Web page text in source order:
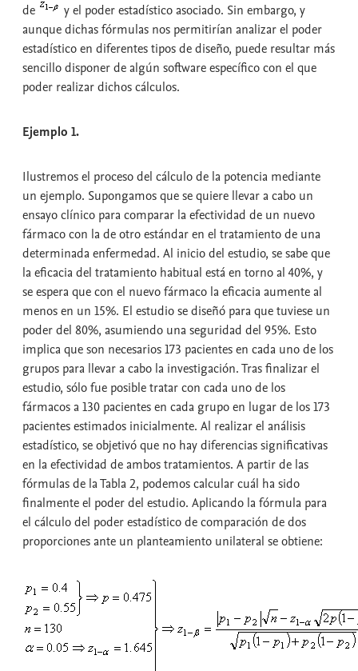
de
y el poder estadístico asociado. Sin embargo, y
aunque dichas fórmulas nos permitirían analizar el poder
estadístico en diferentes tipos de diseño, puede resultar más
sencillo disponer de algún software específico con el que
poder realizar dichos cálculos.
Ejemplo 1.
Ilustremos el proceso del cálculo de la potencia mediante
un ejemplo. Supongamos que se quiere llevar a cabo un
ensayo clínico para comparar la efectividad de un nuevo
fármaco con la de otro estándar en el tratamiento de una
determinada enfermedad. Al inicio del estudio, se sabe que
la eficacia del tratamiento habitual está en torno al 40%, y
se espera que con el nuevo fármaco la eficacia aumente al
menos en un 15%. El estudio se diseñó para que tuviese un
poder del 80%, asumiendo una seguridad del 95%. Esto
implica que son necesarios 173 pacientes en cada uno de los
grupos para llevar a cabo la investigación. Tras finalizar el
estudio, sólo fue posible tratar con cada uno de los
fármacos a 130 pacientes en cada grupo en lugar de los 173
pacientes estimados inicialmente. Al realizar el análisis
estadístico, se objetivó que no hay diferencias significativas
en la efectividad de ambos tratamientos. A partir de las
fórmulas de la Tabla 2, podemos calcular cuál ha sido
finalmente el poder del estudio. Aplicando la fórmula para
el cálculo del poder estadístico de comparación de dos
proporciones ante un planteamiento unilateral se obtiene: